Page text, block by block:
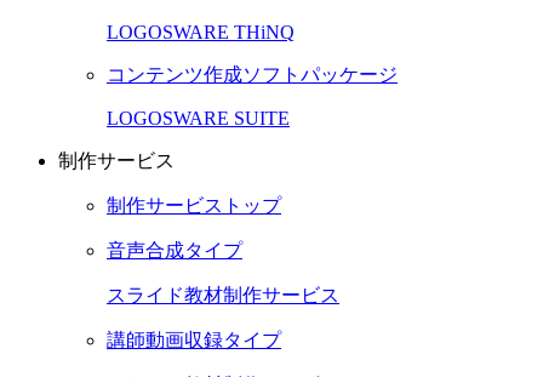
LOGOSWARE THiNQ
コンテンツ作成ソフトパッケージ
LOGOSWARE SUITE
制作サービス
制作サービストップ
音声合成タイプ
スライド教材制作サービス
講師動画収録タイプ